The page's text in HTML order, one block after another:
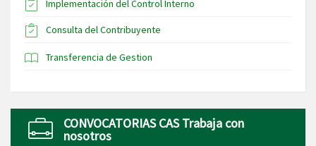
Implementación del Control Interno
Consulta del Contribuyente
Transferencia de Gestion
CONVOCATORIAS CAS Trabaja con
nosotros